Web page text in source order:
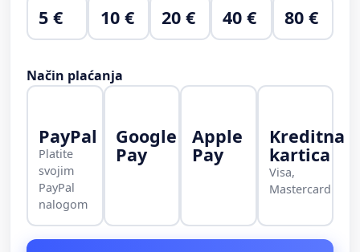
5 € 10 € 20 € 40 € 80 €
Način plaćanja
PayPal
Platite
svojim
PayPal
nalogom
Google
Pay
Apple
Pay
Kreditna
kartica
Visa,
Mastercard